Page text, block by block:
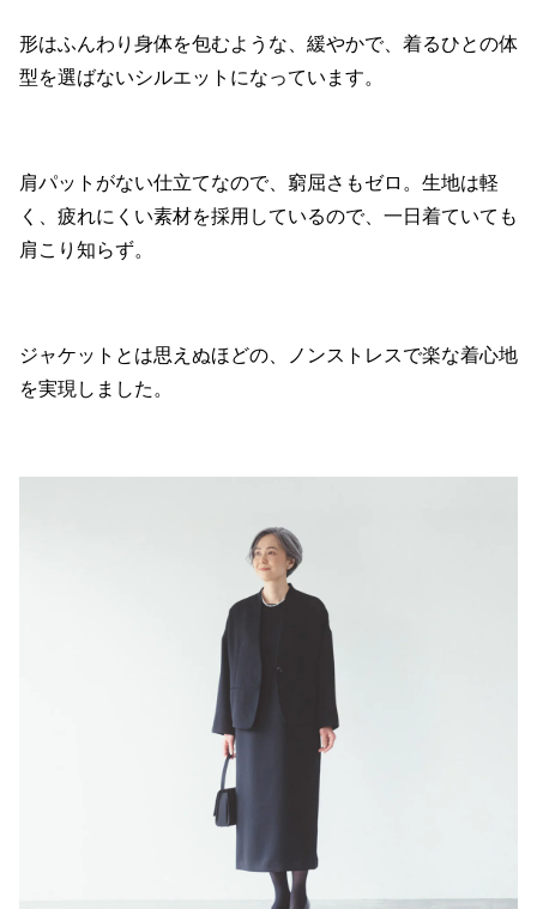
形はふんわり身体を包むような、緩やかで、着るひとの体
型を選ばないシルエットになっています。
肩パットがない仕立てなので、窮屈さもゼロ。生地は軽
く、疲れにくい素材を採用しているので、一日着ていても
肩こり知らず。
ジャケットとは思えぬほどの、ノンストレスで楽な着心地
を実現しました。